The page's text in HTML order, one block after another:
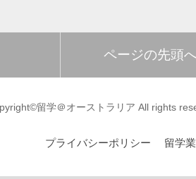
ページの先頭
留学＠オーストラリア All rights
プライバシーポリシー 留学